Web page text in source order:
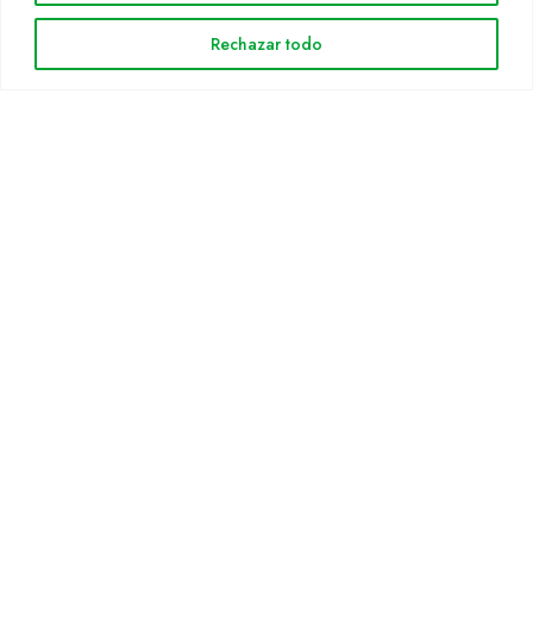
Rechazar todo
Solicitud Catàleg